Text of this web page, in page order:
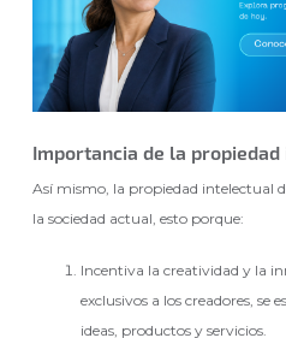
Importancia de la
Así mismo, la propiedad intelectual
la sociedad actual, esto porque:
Incentiva la creatividad y la
exclusivos a los creadores, se
ideas, productos y servicios.